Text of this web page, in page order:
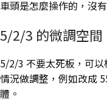
車頭是怎麼操作的，沒
5/2/3 的微調空間
5/2/3 不要太死板，可
情況做調整，例如改成
體。